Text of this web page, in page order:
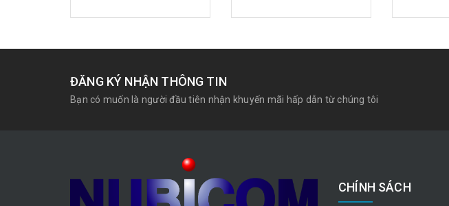
ĐĂNG KÝ NHẬN THÔNG TIN
Bạn có muốn là người đầu tiên nhận khuyến mãi hấp dẫn từ chúng tôi
CHÍNH SÁCH